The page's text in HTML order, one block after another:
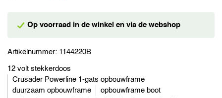
Op voorraad in de winkel en via de webshop
Artikelnummer: 1144220B
12 volt stekkerdoos
Crusader Powerline 1-gats opbouwframe
duurzaam opbouwframe
opbouwframe boot